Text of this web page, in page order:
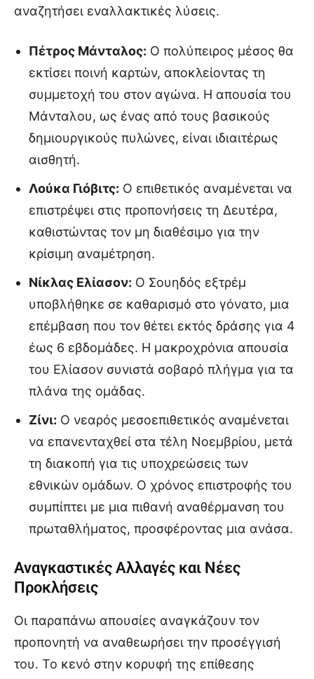
αναζητήσει εναλλακτικές λύσεις.
Πέτρος Μάνταλος: Ο πολύπειρος μέσος θα
εκτίσει ποινή καρτών, αποκλείοντας τη
συμμετοχή του στον αγώνα. Η απουσία του
Μάνταλου, ως ένας από τους βασικούς
δημιουργικούς πυλώνες, είναι ιδιαιτέρως
αισθητή.
Λούκα Γιόβιτς: Ο επιθετικός αναμένεται να
επιστρέψει στις προπονήσεις τη Δευτέρα,
καθιστώντας τον μη διαθέσιμο για την
κρίσιμη αναμέτρηση.
Νίκλας Ελίασον: Ο Σουηδός εξτρέμ
υποβλήθηκε σε καθαρισμό στο γόνατο, μια
επέμβαση που τον θέτει εκτός δράσης για 4
έως 6 εβδομάδες. Η μακροχρόνια απουσία
του Ελίασον συνιστά σοβαρό πλήγμα για τα
πλάνα της ομάδας.
Ζίνι: Ο νεαρός μεσοεπιθετικός αναμένεται
να επανενταχθεί στα τέλη Νοεμβρίου, μετά
τη διακοπή για τις υποχρεώσεις των
εθνικών ομάδων. Ο χρόνος επιστροφής του
συμπίπτει με μια πιθανή αναθέρμανση του
πρωταθλήματος, προσφέροντας μια ανάσα.
Αναγκαστικές Αλλαγές και Νέες
Προκλήσεις
Οι παραπάνω απουσίες αναγκάζουν τον
προπονητή να αναθεωρήσει την προσέγγισή
του. Το κενό στην κορυφή της επίθεσης